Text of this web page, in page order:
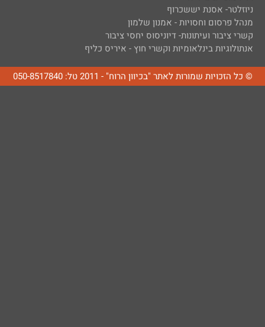
ניוזלטר- אסנת יששכרוף
מנהל פרסום וחסויות - אמנון שלמון
קשרי ציבור ועיתונות- דיוניסוס יחסי ציבור
אנתולוגיות בינלאומיות וקשרי חוץ - איריס כליף
© כל הזכויות שמורות לאתר "בכיוון הרוח" - 2011 טל: 050-8517840